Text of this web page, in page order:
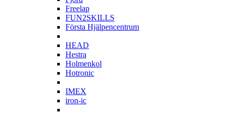
Freelap
FUN2SKILLS
Första Hjälpencentrum
HEAD
Hestra
Holmenkol
Hotronic
IMEX
iron-ic